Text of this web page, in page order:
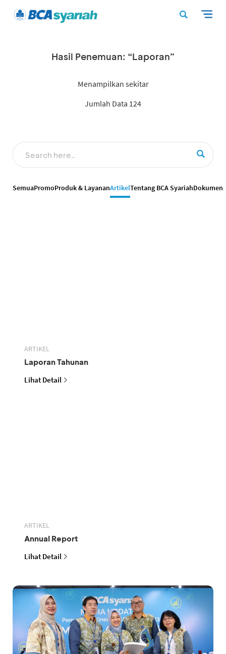
Hasil Penemuan: “Laporan”
Menampilkan sekitar
Jumlah Data 124
SemuaPromoProduk & LayananArtikelTentang BCA SyariahDokumen
ARTIKEL
Laporan Tahunan
Lihat Detail
ARTIKEL
Annual Report
Lihat Detail